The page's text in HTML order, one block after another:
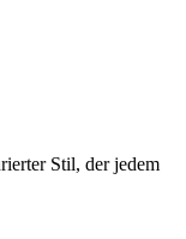
Stil, der jedem